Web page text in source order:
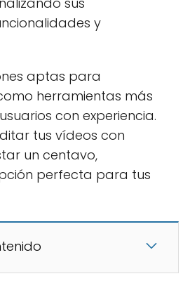
y
aptas para
herramientas más
con experiencia.
tus vídeos con
un centavo,
perfecta para tus